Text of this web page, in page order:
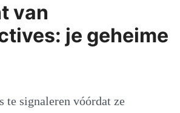
van
je geheime
te signaleren vóórdat ze